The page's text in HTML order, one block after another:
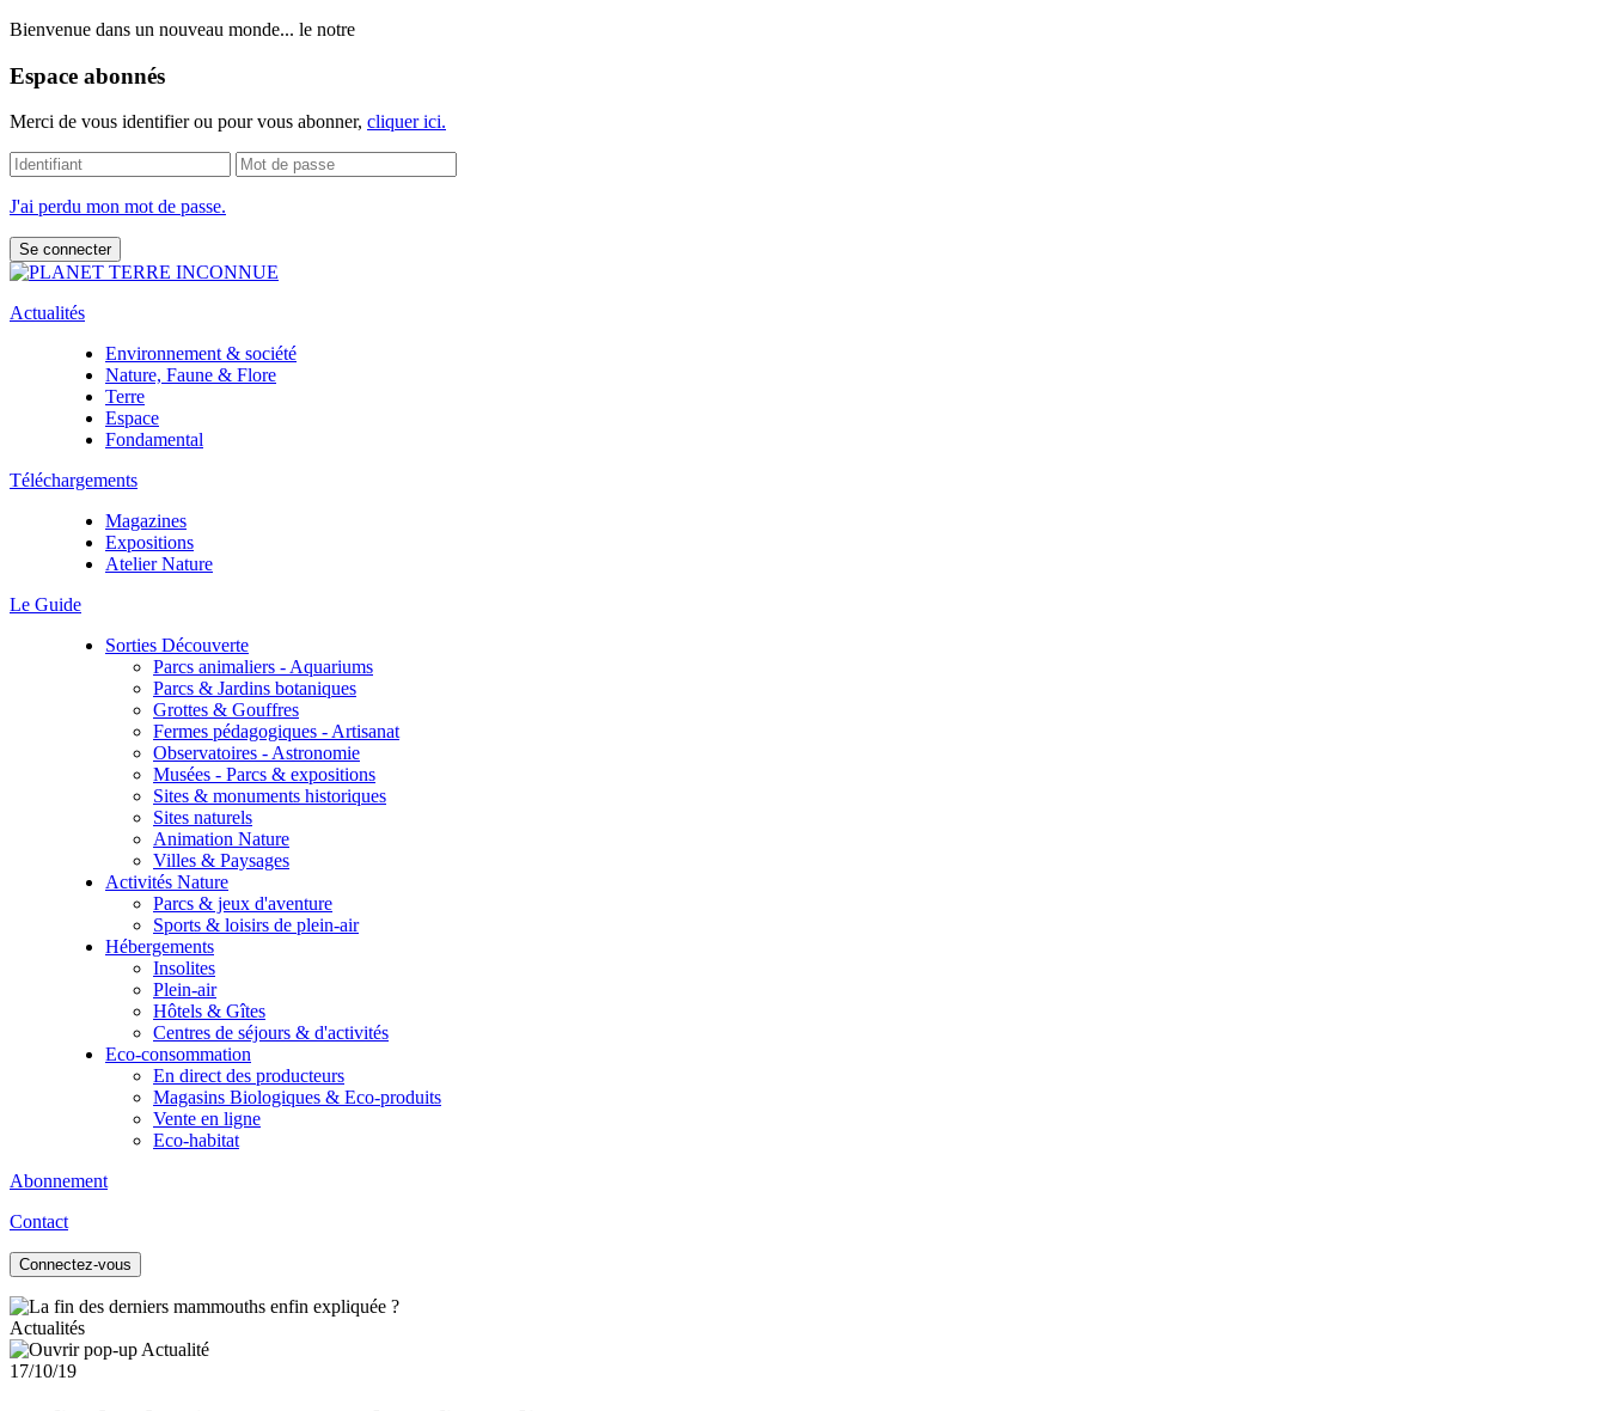
Bienvenue dans un nouveau monde... le notre
Espace abonnés
Merci de vous identifier ou pour vous abonner, cliquer ici.
J'ai perdu mon mot de passe.
Actualités
Environnement & société
Nature, Faune & Flore
Terre
Espace
Fondamental
Téléchargements
Magazines
Expositions
Atelier Nature
Le Guide
Sorties Découverte
Parcs animaliers - Aquariums
Parcs & Jardins botaniques
Grottes & Gouffres
Fermes pédagogiques - Artisanat
Observatoires - Astronomie
Musées - Parcs & expositions
Sites & monuments historiques
Sites naturels
Animation Nature
Villes & Paysages
Activités Nature
Parcs & jeux d'aventure
Sports & loisirs de plein-air
Hébergements
Insolites
Plein-air
Hôtels & Gîtes
Centres de séjours & d'activités
Eco-consommation
En direct des producteurs
Magasins Biologiques & Eco-produits
Vente en ligne
Eco-habitat
Abonnement
Contact
Connectez-vous
Actualités
17/10/19